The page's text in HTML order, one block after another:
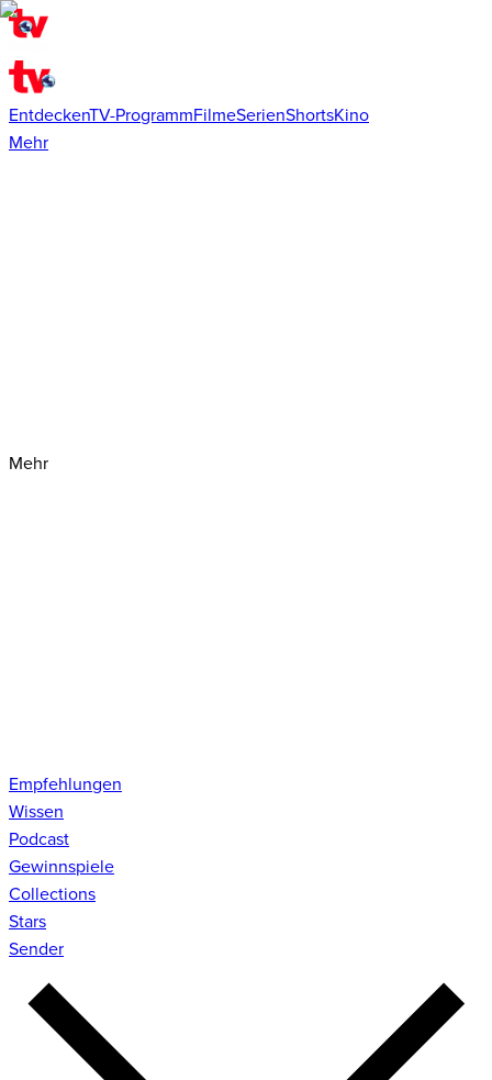
EntdeckenTV-ProgrammFilmeSerienShortsKino
Mehr
Mehr
Empfehlungen
Wissen
Podcast
Gewinnspiele
Collections
Stars
Sender